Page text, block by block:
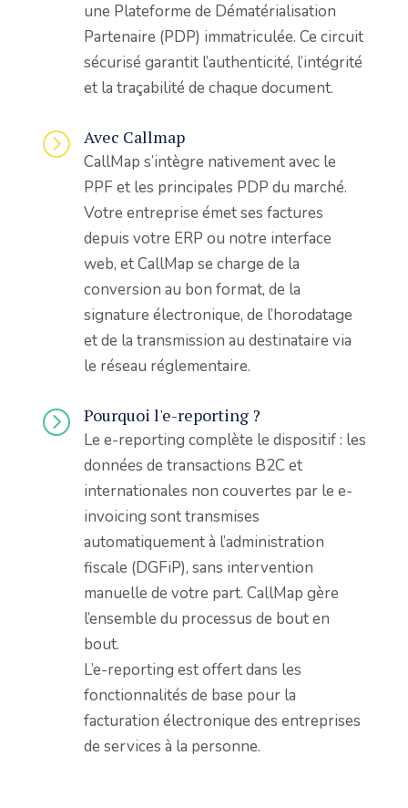
une Plateforme de Dématérialisation
Partenaire (PDP) immatriculée. Ce circuit
sécurisé garantit l’authenticité, l’intégrité
et la traçabilité de chaque document.
= Avec Callmap
CallMap s’intègre nativement avec le
PPF et les principales PDP du marché.
Votre entreprise émet ses factures
depuis votre ERP ou notre interface
web, et CallMap se charge de la
conversion au bon format, de la
signature électronique, de l’horodatage
et de la transmission au destinataire via
le réseau réglementaire.
= Pourquoi l'e-reporting ?
Le e-reporting complète le dispositif : les
données de transactions B2C et
internationales non couvertes par le e-
invoicing sont transmises
automatiquement à l’administration
fiscale (DGFiP), sans intervention
manuelle de votre part. CallMap gère
l’ensemble du processus de bout en
bout.
L’e-reporting est offert dans les
fonctionnalités de base pour la
facturation électronique des entreprises
de services à la personne.